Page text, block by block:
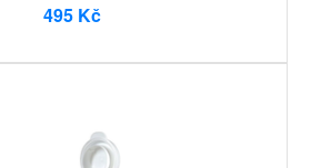
495 Kč